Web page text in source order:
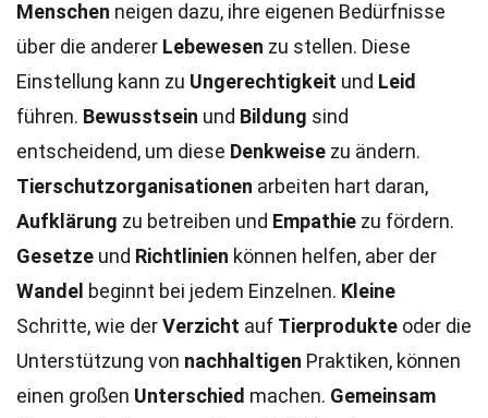
Menschen neigen dazu, ihre eigenen Bedürfnisse
über die anderer Lebewesen zu stellen. Diese
Einstellung kann zu Ungerechtigkeit und Leid
führen. Bewusstsein und Bildung sind
entscheidend, um diese Denkweise zu ändern.
Tierschutzorganisationen arbeiten hart daran,
Aufklärung zu betreiben und Empathie zu fördern.
Gesetze und Richtlinien können helfen, aber der
Wandel beginnt bei jedem Einzelnen. Kleine
Schritte, wie derVerzicht auf Tierprodukte oder die
Unterstützung von nachhaltigen Praktiken, können
einen großen Unterschied machen. Gemeinsam